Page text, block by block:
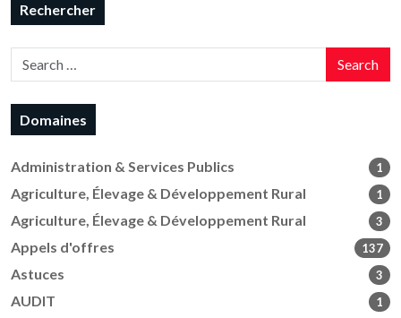
Rechercher
Search
Domaines
Administration & Services Publics 1
Agriculture, Élevage & Développement Rural 1
Agriculture, Élevage & Développement Rural 3
Appels d'offres 137
Astuces 3
AUDIT 1